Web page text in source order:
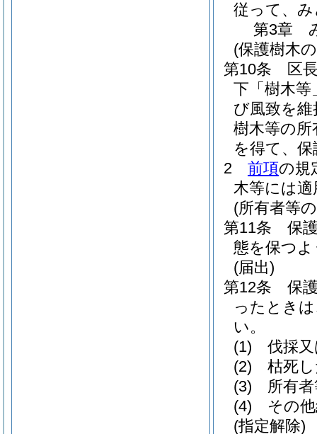
従って、
第3章
(保護樹木
第10条
区
下「樹木
び風致を
樹木等の所
を得て、
2
前項の規
木等には
(所有者等
第11条
保
態を保つ
(届出)
第12条
保
ったとき
い。
(1)
伐採
(2)
枯死
(3)
所有
(4)
その
(指定解除)